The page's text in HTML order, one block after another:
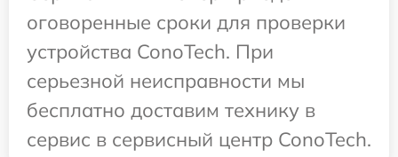
оговоренные сроки для проверки
устройства ConoTech. При
серьезной неисправности мы
бесплатно доставим технику в
сервис в сервисный центр ConoTech.